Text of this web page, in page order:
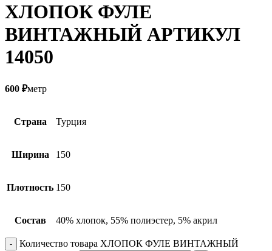
ХЛОПОК ФУЛЕ
ВИНТАЖНЫЙ АРТИКУЛ
14050
600 ₽метр
Страна Турция
Ширина 150
Плотность 150
Состав 40% хлопок, 55% полиэстер, 5% акрил
Количество товара ХЛОПОК ФУЛЕ ВИНТАЖНЫЙ